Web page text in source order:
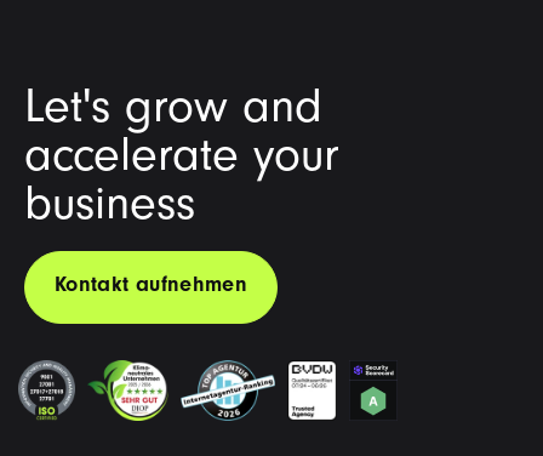
Let's grow and
accelerate your
business
Kontakt aufnehmen